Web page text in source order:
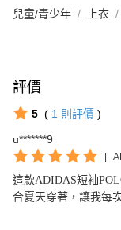
兒童/青少年 上衣
評價
5 ( 1 則評價 )
u*******9
|
這款ADIDAS短袖
合夏天穿著，讓我每